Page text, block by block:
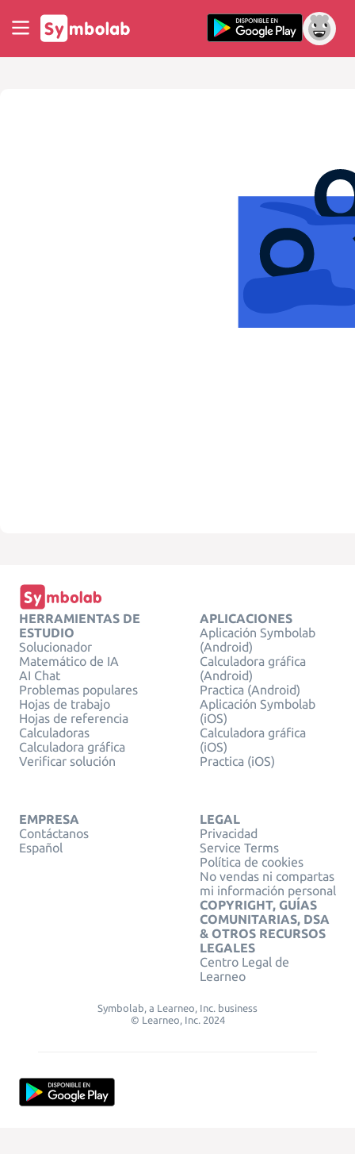
HERRAMIENTAS DE
ESTUDIO
Solucionador
Matemático de IA
AI Chat
Problemas populares
Hojas de trabajo
Hojas de referencia
Calculadoras
Calculadora gráfica
Verificar solución
APLICACIONES
Aplicación Symbolab
(Android)
Calculadora gráfica
(Android)
Practica (Android)
Aplicación Symbolab
(iOS)
Calculadora gráfica
(iOS)
Practica (iOS)
EMPRESA
Contáctanos
Español
LEGAL
Privacidad
Service Terms
Política de cookies
No vendas ni compartas
mi información personal
COPYRIGHT, GUÍAS
COMUNITARIAS, DSA
& OTROS RECURSOS
LEGALES
Centro Legal de
Learneo
Symbolab, a Learneo, Inc. business
© Learneo, Inc. 2024